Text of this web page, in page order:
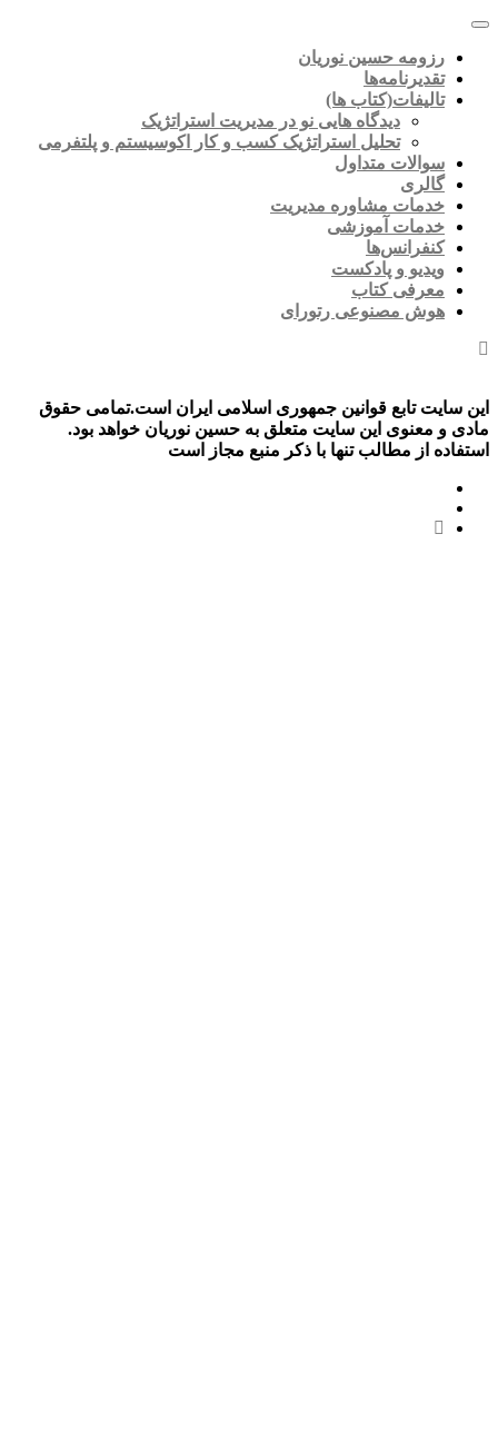
رزومه حسین نوریان
تقدیرنامه‌ها
تالیفات(کتاب ها)
دیدگاه هایی نو در مدیریت استراتژیک
تحلیل استراتژیک کسب و کار اکوسیستم و پلتفرمی
سوالات متداول
گالری
خدمات مشاوره مدیریت
خدمات آموزشی
کنفرانس‌ها
ویدیو و پادکست
معرفی کتاب
هوش مصنوعی رتورای
این سایت تابع قوانین جمهوری اسلامی ایران است.تمامی حقوق
مادی و معنوی این سایت متعلق به حسین نوریان خواهد بود.
استفاده از مطالب تنها با ذکر منبع مجاز است